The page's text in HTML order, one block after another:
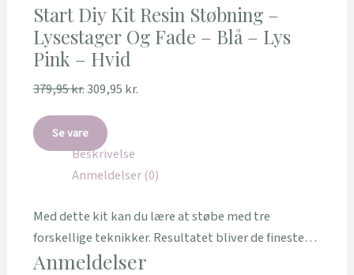
Start Diy Kit Resin Støbning –
Lysestager Og Fade – Blå – Lys
Pink – Hvid
379,95kr.309,95 kr.
Se vare
Beskrivelse
Anmeldelser (0)
Med dette kit kan du lære at støbe med tre
forskellige teknikker. Resultatet bliver de fineste…
Anmeldelser